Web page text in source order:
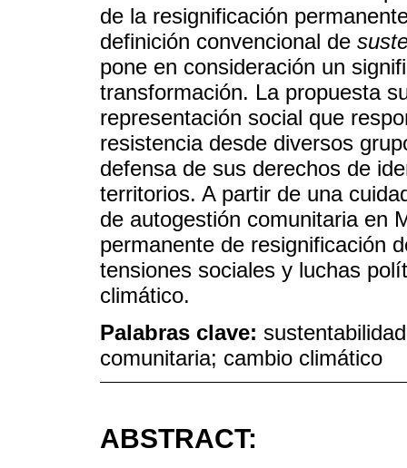
de la resignificación
definición convencional de
pone en consideración un
transformación. La propuesta
representación social que
resistencia desde diversos
defensa de sus derechos de
territorios. A partir de una
de autogestión comunitaria en
permanente de resignificación
tensiones sociales y luchas
climático.
Palabras clave:
comunitaria; cambio climático
ABSTRACT: